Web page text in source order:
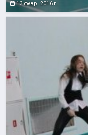
13 февр. 2016 г.